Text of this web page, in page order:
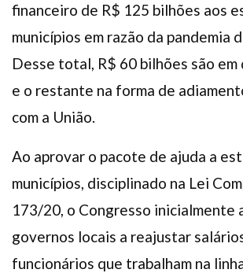
financeiro de R$ 125 bilhões aos
municípios em razão da pandemia
Desse total, R$ 60 bilhões são
e o restante na forma de
com a União.
Ao aprovar o pacote de ajuda a
municípios, disciplinado na Lei
173/20, o Congresso inicialmente
governos locais a reajustar
funcionários que trabalham na